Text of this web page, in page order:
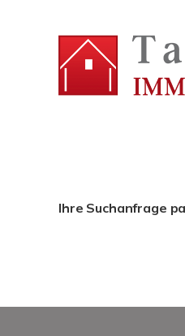
Ihre Suchanfrage